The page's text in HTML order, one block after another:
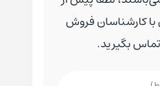
کلید هوایی ABB
کلید هوایی ال اس
کارشناسان فروش
بگیرید.